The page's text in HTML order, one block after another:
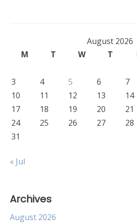
August 2026
M
T W T
3
4 5 6 7
10
11 12 13 14
17
18 19 20 21
24
25 26 27 28
31
« Jul
Archives
August 2026